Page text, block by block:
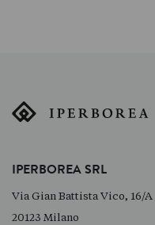
IPERBOREA SRL
Via Gian Battista Vico, 16/A
20123 Milano